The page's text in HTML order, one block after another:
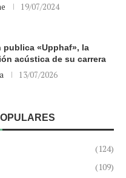
19/07/2024
publica «Upphaf», la
acústica de su carrera
13/07/2026
(124)
(109)